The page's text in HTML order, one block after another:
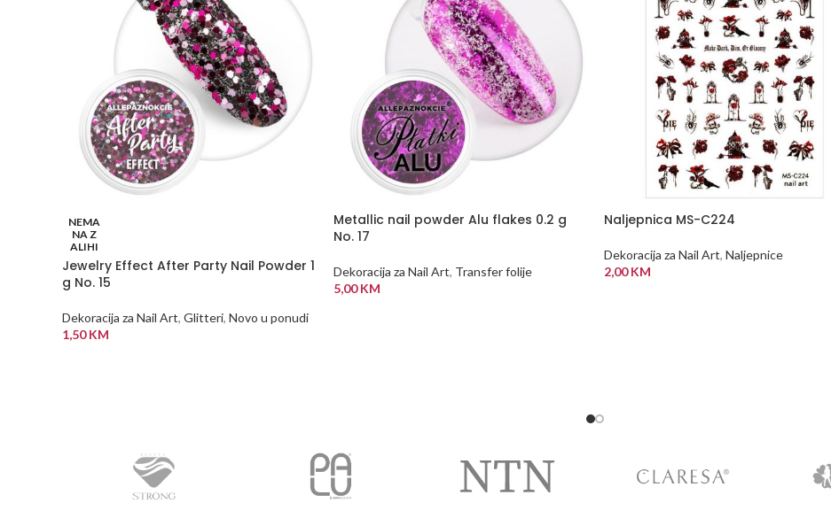
NEMA
NA Z
ALIHI
Jewelry Effect After Party Nail Powder 1
g No. 15
Dekoracija za Nail Art, Glitteri, Novo u ponudi
1,50KM
Metallic nail powder Alu flakes 0.2 g
No. 17
Dekoracija za Nail Art, Transfer folije
5,00KM
Naljepnica MS-C224
Dekoracija za Nail Art, Naljepnice
2,00KM